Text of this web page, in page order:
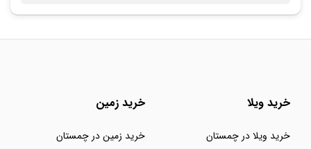
خرید ویلا
خرید ویلا در چمستان
خرید زمین
خرید زمین در چمستان